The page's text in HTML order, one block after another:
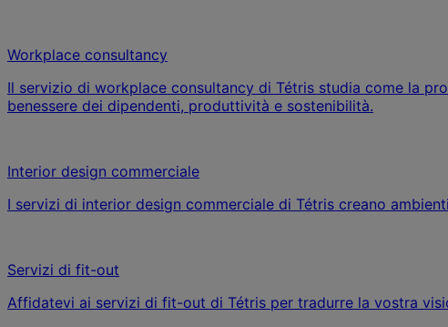
Workplace consultancy
Il servizio di workplace consultancy di Tétris studia come la
benessere dei dipendenti, produttività e sostenibilità.
Interior design commerciale
I servizi di interior design commerciale di Tétris creano
Servizi di fit-out
Affidatevi ai servizi di fit-out di Tétris per tradurre la vostra